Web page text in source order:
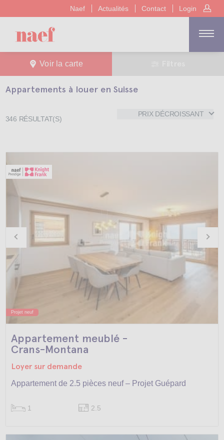
Naef Actualités Contact Login
Voir la carte
Appartements à louer en Suisse
346 RÉSULTAT(S)
PRIX DÉCROISSANT
Projet neuf
Appartement meublé -
Crans-Montana
Loyer sur demande
Appartement de 2.5 pièces neuf – Projet Guépard
1 2.5